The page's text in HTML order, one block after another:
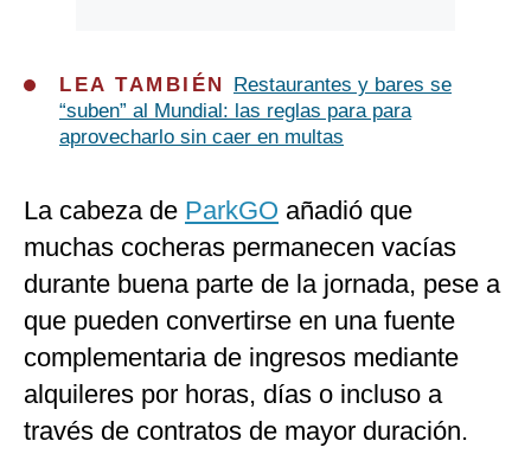
LEA TAMBIÉN
Restaurantes y bares se
“suben” al Mundial: las reglas para para
aprovecharlo sin caer en multas
La cabeza de ParkGO añadió que
muchas cocheras permanecen vacías
durante buena parte de la jornada, pese a
que pueden convertirse en una fuente
complementaria de ingresos mediante
alquileres por horas, días o incluso a
través de contratos de mayor duración.